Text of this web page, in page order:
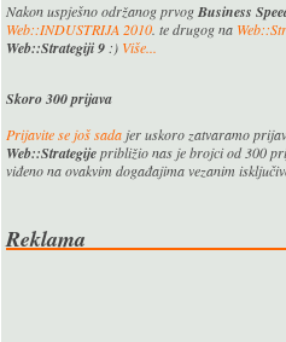
Nakon uspješno održanog prvogBusiness
Web::INDUSTRIJA 2010 . te drugog na
Web::Strategiji 9 :) Više...
Skoro 300 prijava
Prijavite se još sada jer uskoro zatvaramo
Web::Strategijepribližio nas je brojci od 300
viđeno na ovakvim događajima vezanim
Reklama